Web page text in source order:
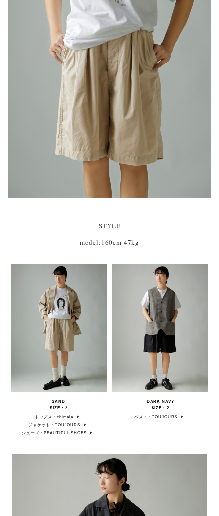
STYLE
model:160cm 47kg
SAND
SIZE : 2
トップス：chimala
ジャケット：TOUJOURS
シューズ：BEAUTIFUL SHOES
DARK NAVY
SIZE : 2
ベスト：TOUJOURS